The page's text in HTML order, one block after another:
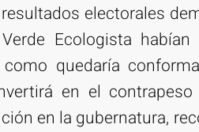
electorales
Ecologista
quedaría
en el
en la gubernatura,